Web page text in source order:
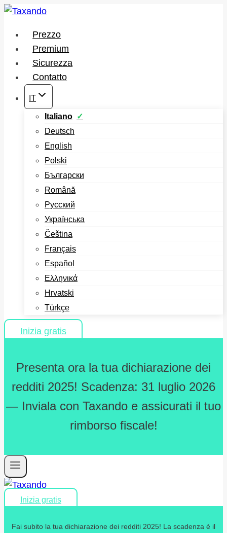
Salta
contenutoPrezzo
Premium
Sicurezza
Contatto
IT
Italiano
Deutsch
English
Polski
Български
Română
Русский
Українська
Čeština
Français
Español
Ελληνικά
Hrvatski
Türkçe
Inizia gratis
Presenta ora la tua dichiarazione dei
redditi 2025! Scadenza: 31 luglio 2026
— Inviala con Taxando e assicurati il tuo
rimborso fiscale!
Inizia gratis
Fai subito la tua dichiarazione dei redditi 2025! La scadenza è il